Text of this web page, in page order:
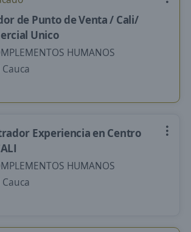
de Punto de Venta / Cali/
Unico
HUMANOS
Experiencia en Centro
HUMANOS